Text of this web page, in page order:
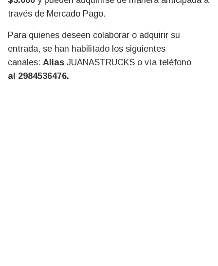
través de Mercado Pago.
Para quienes deseen colaborar o adquirir su
entrada, se han habilitado los siguientes
canales: Alias JUANASTRUCKS o vía teléfono
al 2984536476.